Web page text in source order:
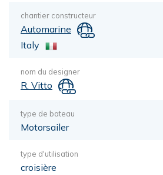
chantier constructeur
Automarine
Italy
nom du designer
R. Vitto
type de bateau
Motorsailer
type d'utilisation
croisière